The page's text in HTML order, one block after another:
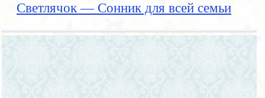
Светлячок — Сонник для всей семьи